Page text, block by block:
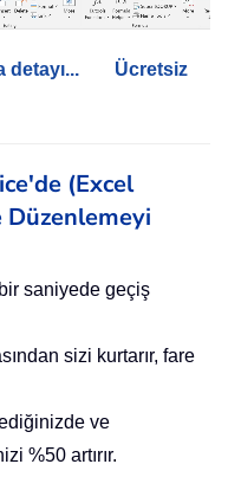
Ücretsiz
(Excel
saniyede geçiş
sizi kurtarır, fare
ve
%50 artırır.